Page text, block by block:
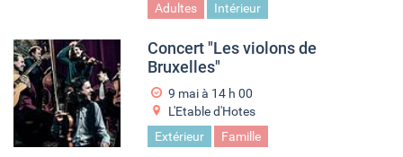
Adultes
Intérieur
Concert "Les violons de
Bruxelles"
9 mai à 14 h 00
L'Etable d'Hotes
Extérieur
Famille